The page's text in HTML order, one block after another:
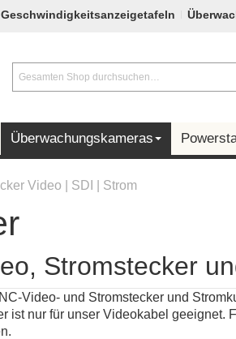
Geschwindigkeitsanzeigetafeln
Überwachungskameras
Video | SDI | Strom
Stromstecker
Video- und Stromstecker und
ist nur für unser Videokabel